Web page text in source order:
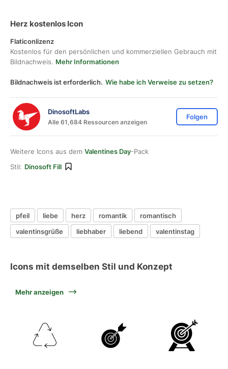
Herz kostenlos Icon
Flaticonlizenz
Kostenlos für den persönlichen und kommerziellen Gebrauch mit
Bildnachweis. Mehr Informationen
Bildnachweis ist erforderlich. Wie habe ich Verweise zu setzen?
DinosoftLabs
Alle 61,684 Ressourcen anzeigen
Folgen
Weitere Icons aus dem Valentines Day-Pack
Stil: Dinosoft Fill
pfeil liebe herz romantik
romantisch
valentinsgrüße
liebhaber liebend valentinstag
Icons mit demselben Stil und Konzept
Mehr anzeigen